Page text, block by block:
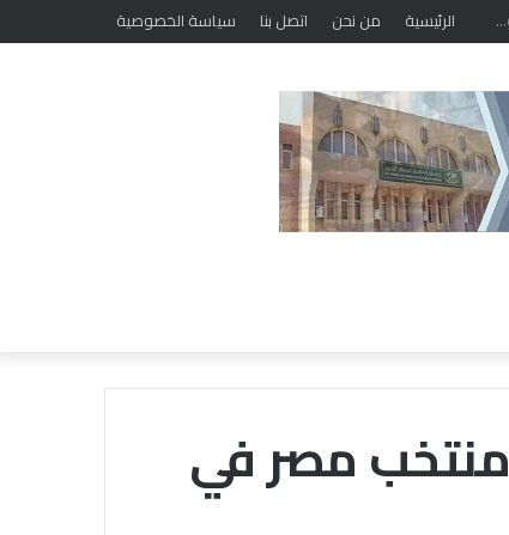
الرئيسية من نحن اتصل بنا سياسة الخصوصية
منتخب مصر في